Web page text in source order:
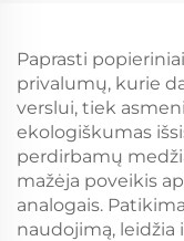
Paprasti
privalumų, kurie
verslui, tiek
ekologiškumas
perdirbamų
mažėja poveikis
analogais.
naudojimą, leidžia